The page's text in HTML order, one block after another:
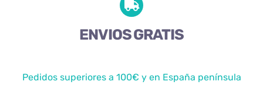
ENVIOS GRATIS
Pedidos superiores a 100€ y en España península